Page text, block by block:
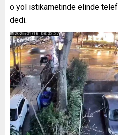
o yol istikametinde elinde
dedi.